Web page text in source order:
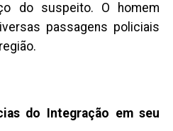
do suspeito. O homem
passagens policiais
do Integração em seu